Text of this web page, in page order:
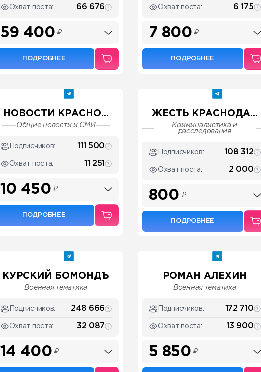
Охват поста: 66 676
59 400₽
ПОДРОБНЕЕ
Охват поста: 6 175
7 800 ₽
ПОДРОБНЕЕ
НОВОСТИ КРАСНО...
Общие новости и СМИ
Подписчиков: 111 500
Охват поста: 11 251
10 450₽
ПОДРОБНЕЕ
ЖЕСТЬ КРАСНОДА...
Криминалистика и
расследования
Подписчиков: 108 312
Охват поста: 2 000
800 ₽
ПОДРОБНЕЕ
КУРСКИЙ БОМОНДЪ
Военная тематика
Подписчиков: 248 666
Охват поста: 32 087
14 400₽
РОМАН АЛЕХИН
Военная тематика
Подписчиков: 172 710
Охват поста: 13 900
5 850 ₽